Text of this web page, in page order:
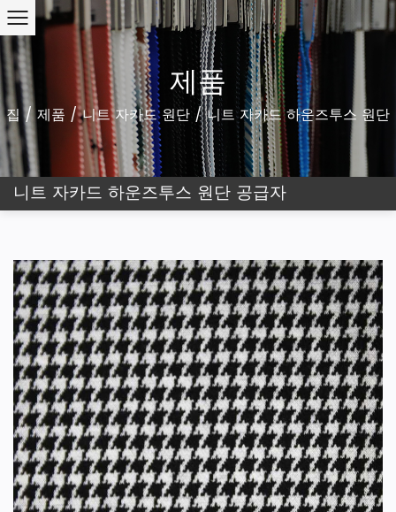
제품
집/제품 /니트 자카드 원단/니트 자카드 하운즈투스 원단
니트 자카드 하운즈투스 원단 공급자